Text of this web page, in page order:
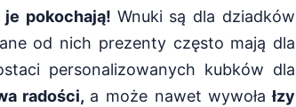
pokochają! Wnuki są dla dziadków
od nich prezenty często mają dla
personalizowanych kubków dla
radości, a może nawet wywoła łzy